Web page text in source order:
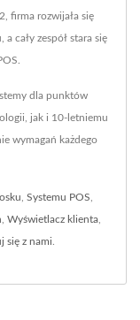
firma rozwijała się
cały zespół stara się
dla punktów
jak i 10-letniemu
wymagań każdego
Systemu POS
Wyświetlacz klienta
się z nami